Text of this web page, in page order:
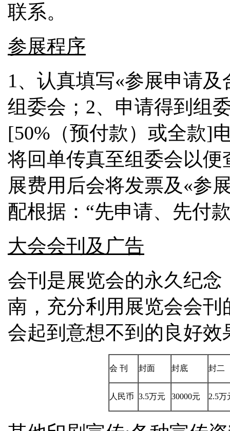
联系。
参展程序
1、认真填写«参展申请及
组委会；2、申请得到组
[50%（预付款）或全款]
将回单传真至组委会以
展费用后会将发票及«参
配根据：“先申请、先付
大会会刊及广告
会刊是展览会的永久纪
南，充分利用展览会会
会起到意想不到的良好效
会 刊 封面 封底 封二
人民币 3.5万元 30000元 2.5万